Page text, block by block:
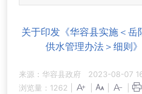
关于印发《华容县实施＜岳
供水管理办法＞细则
来源：华容县政府
2023-08-07
浏览量： 1262